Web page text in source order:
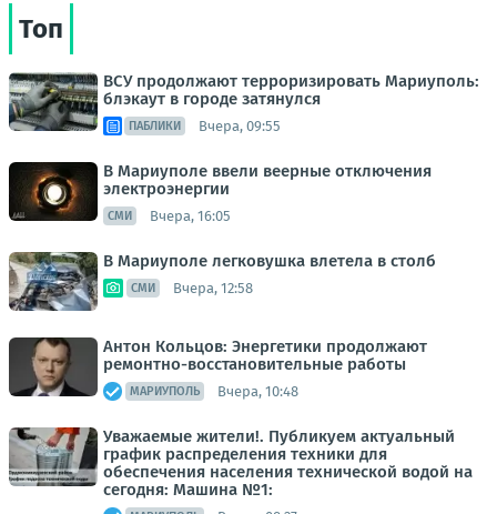
Топ
ВСУ продолжают терроризировать Мариуполь:
блэкаут в городе затянулся
ПАБЛИКИ Вчера, 09:55
В Мариуполе ввели веерные отключения
электроэнергии
СМИ Вчера, 16:05
В Мариуполе легковушка влетела в столб
СМИ Вчера, 12:58
Антон Кольцов: Энергетики продолжают
ремонтно-восстановительные работы
МАРИУПОЛЬ Вчера, 10:48
Уважаемые жители!. Публикуем актуальный
график распределения техники для
обеспечения населения технической водой на
сегодня: Машина №1: